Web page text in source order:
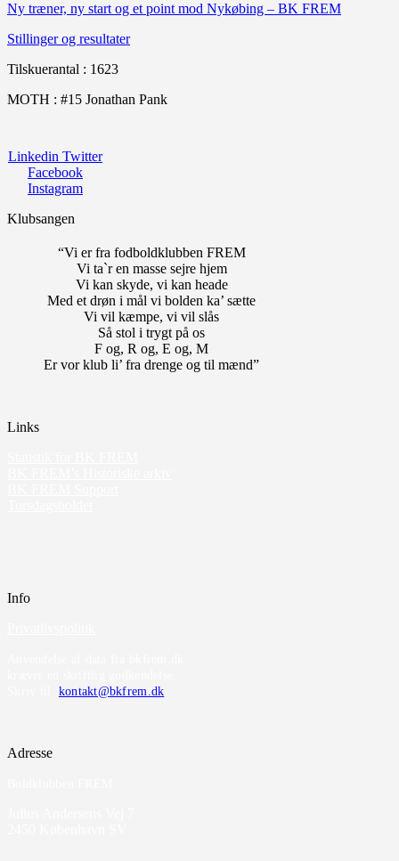
Ny træner, ny start og et point mod Nykøbing – BK FREM
Stillinger og resultater
Tilskuerantal : 1623
MOTH : #15 Jonathan Pank
Linkedin Twitter
Facebook
Instagram
Klubsangen
“Vi er fra fodboldklubben FREM
Vi ta`r en masse sejre hjem
Vi kan skyde, vi kan heade
Med et drøn i mål vi bolden ka’ sætte
Vi vil kæmpe, vi vil slås
Så stol i trygt på os
F og, R og, E og, M
Er vor klub li’ fra drenge og til mænd”
Links
Info
kontakt@bkfrem.dk
Adresse